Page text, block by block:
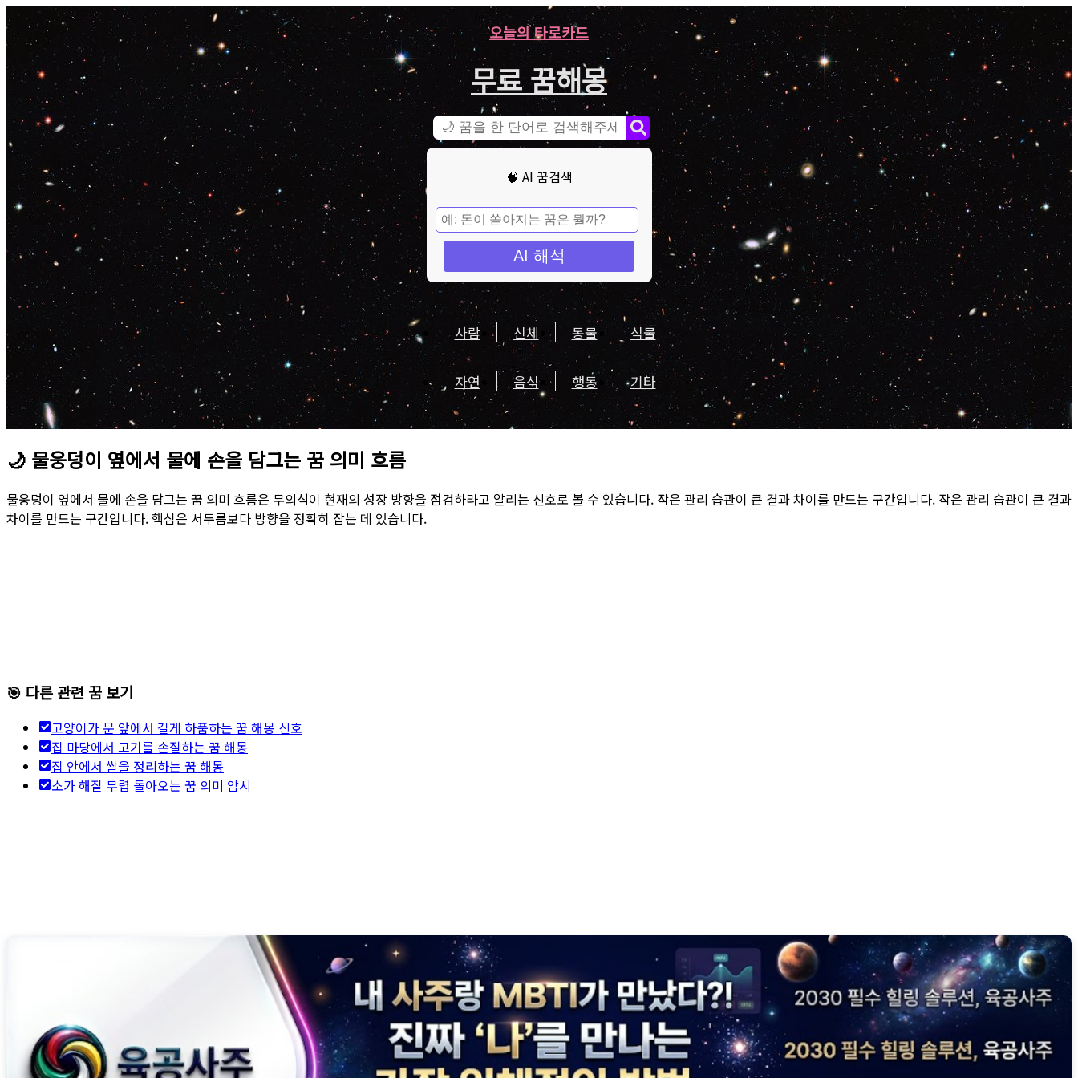
오늘의 타로카드
무료 꿈해몽
🧠 AI 꿈검색
AI 해석
사람 신체 동물 식물
자연 음식 행동 기타
🌙 물웅덩이 옆에서 물에 손을 담그는 꿈 의미 흐름
물웅덩이 옆에서 물에 손을 담그는 꿈 의미 흐름은 무의식이 현재의 성장 방향을 점검하라고 알리는 신호로 볼 수 있습니다. 작은 관리 습관이 큰 결과 차이를 만드는 구간입니다. 작은 관리 습관이 큰 결과
차이를 만드는 구간입니다. 핵심은 서두름보다 방향을 정확히 잡는 데 있습니다.
🎯 다른 관련 꿈 보기
고양이가 문 앞에서 길게 하품하는 꿈 해몽 신호
집 마당에서 고기를 손질하는 꿈 해몽
집 안에서 쌀을 정리하는 꿈 해몽
소가 해질 무렵 돌아오는 꿈 의미 암시